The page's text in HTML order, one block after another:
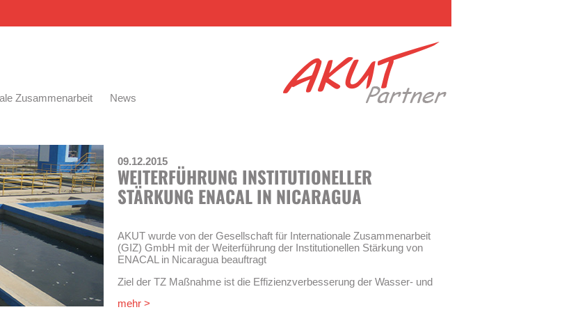
Zusammenarbeit News
09.12.2015
WEITERFÜHRUNG INSTITUTIONELLER
STÄRKUNG ENACAL IN NICARAGUA
AKUT wurde von der Gesellschaft für Internationale Zusammenarbeit
(GIZ) GmbH mit der Weiterführung der Institutionellen Stärkung von
ENACAL in Nicaragua beauftragt
Ziel der TZ Maßnahme ist die Effizienzverbesserung der Wasser- und
Wasserver- und Abwasserentsorgers Empresa Nicaragüense de
mehr >